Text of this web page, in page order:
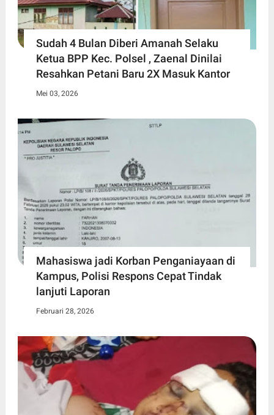
Sudah 4 Bulan Diberi Amanah Selaku
Ketua BPP Kec. Polsel , Zaenal Dinilai
Resahkan Petani Baru 2X Masuk Kantor
Mei 03, 2026
Mahasiswa jadi Korban Penganiayaan di
Kampus, Polisi Respons Cepat Tindak
lanjuti Laporan
Februari 28, 2026